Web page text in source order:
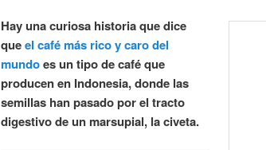
Hay una curiosa historia que dice
queel café más rico y caro del
mundoes un tipo de café que
producen en Indonesia, donde las
semillas han pasado por el tracto
digestivo de un marsupial, la civeta.